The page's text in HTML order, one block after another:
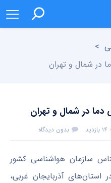
>
در شمال و تهران
در شمال و تهران
۱۴ بازدید بدون دیدگاه
سازمان هواشناسی کشور
استان‌های آذربایجان غربی،